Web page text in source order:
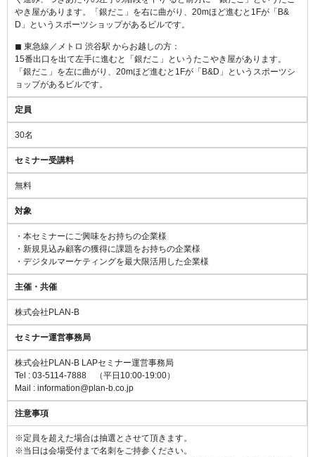
やき屋があります。「銀だこ」を右に曲がり、20mほど進むと1Fが「B&
D」というスポーツショップがあるビルです。
◼ 東急線／メトロ 渋谷駅 からお越しの方：
15番出口を出て左手に進むと「銀だこ」というたこやき屋があります。
「銀だこ」を左に曲がり、20mほど進むと1Fが「B&D」というスポーツシ
ョップがあるビルです。
定員
30名
セミナー受講料
無料
対象
・本セミナーにご興味をお持ちの企業様
・新規見込み顧客の獲得に課題をお持ちの企業様
・デジタルマーケティングを最大限活用した企業様
主催・共催
株式会社PLAN-B
セミナー運営事務局
株式会社PLAN-B LAPセミナー運営事務局
Tel : 03-5114-7888 （平日10:00-19:00）
Mail : information@plan-b.co.jp
注意事項
※定員を超えた場合は抽選とさせて頂きます。
※当日は会場受付まで名刺をご持参ください。